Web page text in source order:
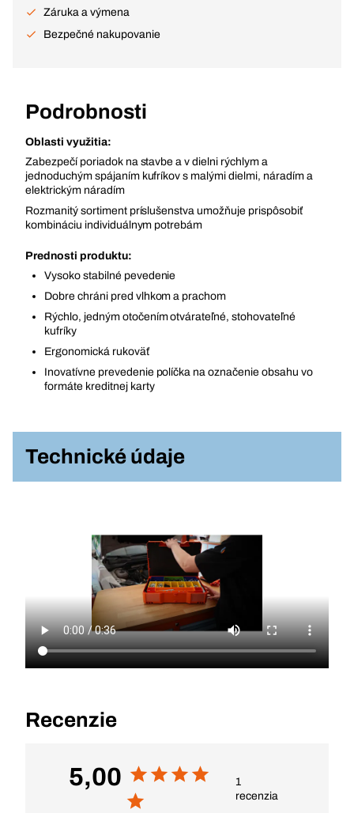
Záruka a výmena
Bezpečné nakupovanie
Podrobnosti
Oblasti využitia:
Zabezpečí poriadok na stavbe a v dielni rýchlym a
jednoduchým spájaním kufríkov s malými dielmi, náradím a
elektrickým náradím
Rozmanitý sortiment príslušenstva umožňuje prispôsobiť
kombináciu individuálnym potrebám
Prednosti produktu:
Vysoko stabilné pevedenie
Dobre chráni pred vlhkom a prachom
Rýchlo, jedným otočením otvárateľné, stohovateľné
kufríky
Ergonomická rukoväť
Inovatívne prevedenie políčka na označenie obsahu vo
formáte kreditnej karty
Technické údaje
Recenzie
5,00
1
recenzia